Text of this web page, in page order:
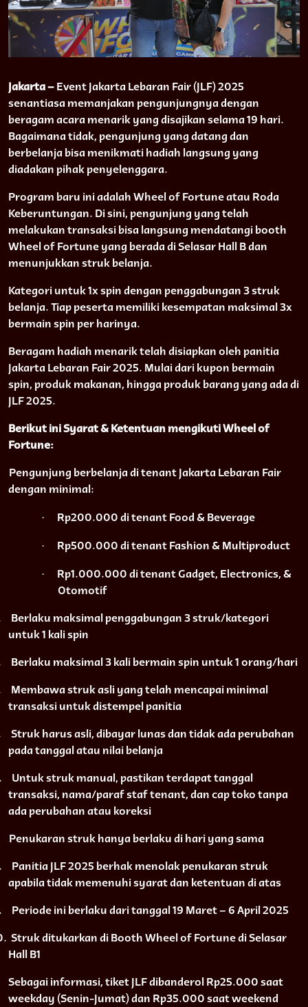
Jakarta – Event Jakarta Lebaran Fair (JLF) 2025
senantiasa memanjakan pengunjungnya dengan
beragam acara menarik yang disajikan selama 19 hari.
Bagaimana tidak, pengunjung yang datang dan
berbelanja bisa menikmati hadiah langsung yang
diadakan pihak penyelenggara.
Program baru ini adalah Wheel of Fortune atau Roda
Keberuntungan. Di sini, pengunjung yang telah
melakukan transaksi bisa langsung mendatangi booth
Wheel of Fortune yang berada di Selasar Hall B dan
menunjukkan struk belanja.
Kategori untuk 1x spin dengan penggabungan 3 struk
belanja. Tiap peserta memiliki kesempatan maksimal 3x
bermain spin per harinya.
Beragam hadiah menarik telah disiapkan oleh panitia
Jakarta Lebaran Fair 2025. Mulai dari kupon bermain
spin, produk makanan, hingga produk barang yang ada di
JLF 2025.
Berikut ini Syarat & Ketentuan mengikuti Wheel of
Fortune:
Pengunjung berbelanja di tenant Jakarta Lebaran Fair
dengan minimal:
· Rp200.000 di tenant Food & Beverage
· Rp500.000 di tenant Fashion & Multiproduct
·
Rp1.000.000 di tenant Gadget, Electronics, &
Otomotif
Berlaku maksimal penggabungan 3 struk/kategori
untuk 1 kali spin
Berlaku maksimal 3 kali bermain spin untuk 1 orang/hari
Membawa struk asli yang telah mencapai minimal
transaksi untuk distempel panitia
Struk harus asli, dibayar lunas dan tidak ada perubahan
pada tanggal atau nilai belanja
Untuk struk manual, pastikan terdapat tanggal
transaksi, nama/paraf staf tenant, dan cap toko tanpa
ada perubahan atau koreksi
Penukaran struk hanya berlaku di hari yang sama
Panitia JLF 2025 berhak menolak penukaran struk
apabila tidak memenuhi syarat dan ketentuan di atas
Periode ini berlaku dari tanggal 19 Maret – 6 April 2025
Struk ditukarkan di Booth Wheel of Fortune di Selasar
Hall B1
Sebagai informasi, tiket JLF dibanderol Rp25.000 saat
weekday (Senin-Jumat) dan Rp35.000 saat weekend